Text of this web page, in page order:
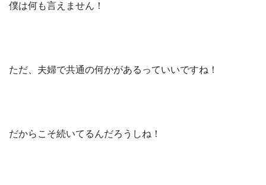
僕は何も言えません！
ただ、夫婦で共通の何かがあるっていいですね！
だからこそ続いてるんだろうしね！